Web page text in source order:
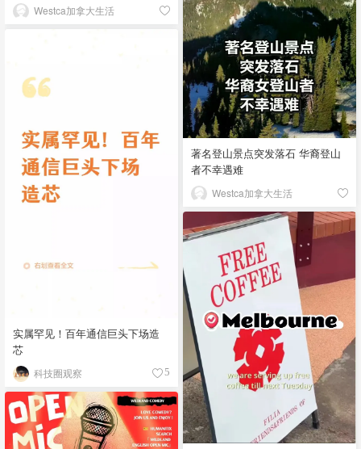
Westca加拿大生活
著名登山景点突发落石 华裔登山
者不幸遇难
Westca加拿大生活
实属罕见！百年通信巨头下场造
芯
科技圈观察 5